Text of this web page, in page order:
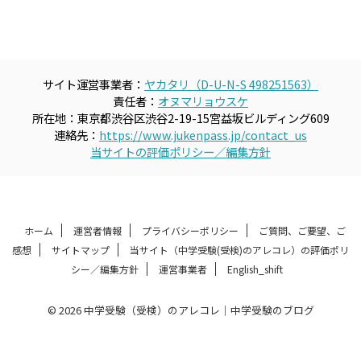
サイト運営事業者： ヤカタリ（D-U-N-S 498251563）
責任者： オヌマリョウスケ
所在地：東京都渋谷区渋谷2-19-15宮益坂ビルディング609
連絡先： https://www.jukenpass.jp/contact_us
当サイトの評価ポリシー／編集方針
ホーム 運営者情報 プライバシーポリシー
ご質問、ご要望、ご
感想
サイトマップ
当サイト（中学受験(受検)のアレコレ）の評価ポリ
シー／編集方針
運営事業者 English_shift
© 2026 中学受験（受検）のアレコレ｜中学受験のブログ